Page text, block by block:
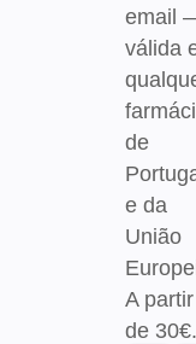
email
válida
de
e da
União
A partir
de 30€.